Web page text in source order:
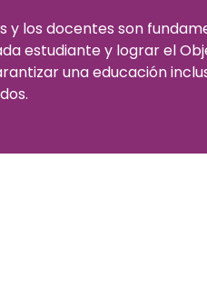
y los docentes son
estudiante y lograr el
una educación